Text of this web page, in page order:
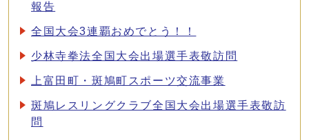
報告
全国大会3連覇おめでとう！！
少林寺拳法全国大会出場選手表敬訪問
上富田町・斑鳩町スポーツ交流事業
斑鳩レスリングクラブ全国大会出場選手表敬訪
問